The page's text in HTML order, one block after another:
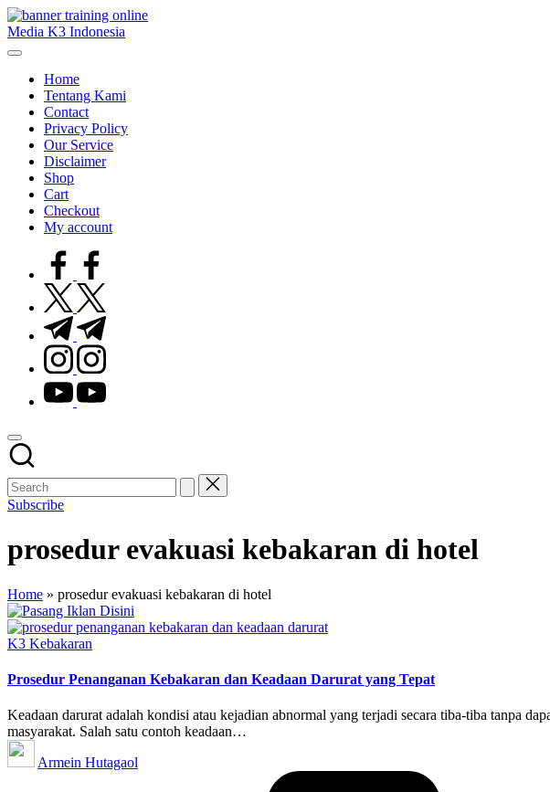
Skip
to
content
Media K3 Indonesia
Media
Seputar
Dunia
K3LH
Home
Tentang Kami
Contact
Privacy Policy
Our Service
Disclaimer
Shop
Cart
Checkout
My account
facebook.com
twitter.com
t.me
instagram.com
youtube.com
Subscribe
prosedur evakuasi kebakaran di hotel
Home » prosedur evakuasi kebakaran di hotel
Posted
K3 Kebakaran
Prosedur Penanganan Kebakaran dan Keadaan Darurat yang Tepat
Keadaan darurat adalah kondisi atau kejadian abnormal yang terjadi secara tiba-tiba tanpa
masyarakat. Salah satu contoh keadaan…
Posted
by
Armein Hutagaol